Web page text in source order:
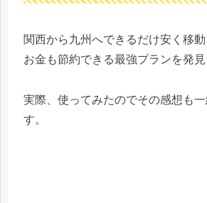
関西から九州へできるだけ安く移
お金も節約できる最強プランを発見
実際、使ってみたのでその感想も
す。